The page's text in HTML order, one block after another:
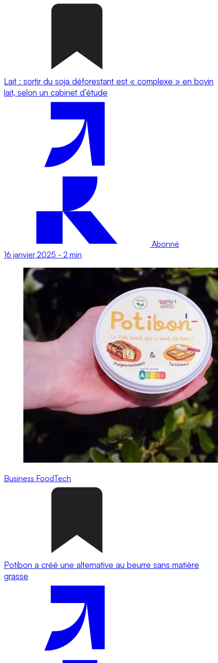
Lait : sortir du soja déforestant est « complexe » en bovin
lait, selon un cabinet d’étude
Abonné
16 janvier 2025 - 2 min
Business FoodTech
Potibon a créé une alternative au beurre sans matière
grasse